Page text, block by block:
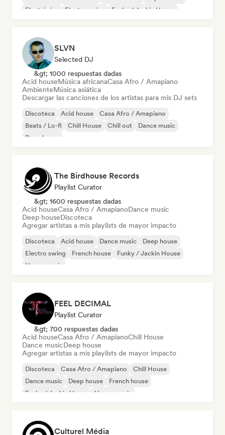
Electrónica
Electro swing Funky / Jackin House
SLVN
Selected DJ
&gt; 1000 respuestas dadas
Acid houseMúsica africanaCasa Afro / Amapiano
AmbienteMúsica asiática
Descargar las canciones de los artistas para mis DJ sets
Discoteca Acid house
Casa Afro / Amapiano
Beats / Lo-fi
Chill House Chill out
Dance music
Deep house
The Birdhouse Records
Playlist Curator
&gt; 1600 respuestas dadas
Acid houseCasa Afro / AmapianoDance music
Deep houseDiscoteca
Agregar artistas a mis playlists de mayor impacto
Discoteca Acid house Dance music
Deep house
Electro swing
French house
Funky / Jackin House
House music
FEEL DECIMAL
Playlist Curator
&gt; 700 respuestas dadas
Acid houseCasa Afro / AmapianoChill House
Dance musicDeep house
Agregar artistas a mis playlists de mayor impacto
Discoteca Casa Afro / Amapiano
Chill House
Dance music
Deep house
French house
Funky / Jackin House
House music
Culturel Média